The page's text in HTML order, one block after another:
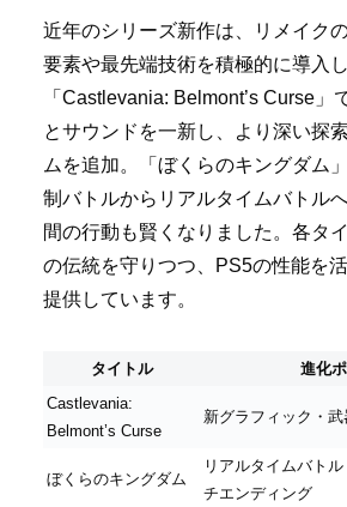
近年のシリーズ新作は、リメイク
要素や最先端技術を積極的に導入し
「Castlevania: Belmont’s Curse」
とサウンドを一新し、より深い探
ムを追加。「ぼくらのキングダム
制バトルからリアルタイムバトル
間の行動も賢くなりました。各タ
の伝統を守りつつ、PS5の性能を
提供しています。
タイトル
進化
Castlevania:
Belmont’s Curse
新グラフィック・
ぼくらのキングダム
リアルタイムバト
チエンディング